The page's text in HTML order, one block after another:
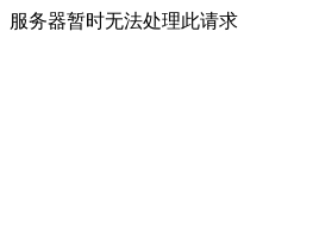
服务器暂时无法处理此请求